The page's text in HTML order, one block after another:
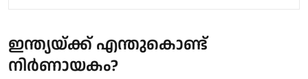
ഇന്ത്യയ്ക്ക് എന്തുകൊണ്ട്
നിർണായകം?